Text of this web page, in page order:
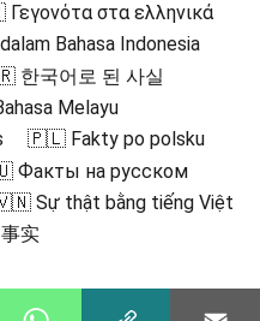
στα ελληνικά
Bahasa Indonesia
한국어로 된 사실
Melayu
🇵🇱 Fakty po polsku
Факты на русском
Sự thật bằng tiếng Việt
实